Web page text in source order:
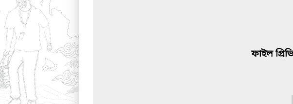
ফাইল